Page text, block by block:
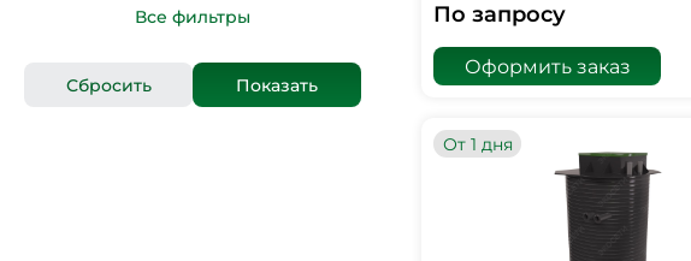
Все фильтры По запросу
Оформить заказ
От 1 дня